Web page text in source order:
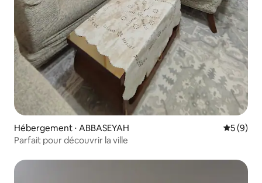
Hébergement ⋅ ABBASEYAH
5 (9)
Parfait pour découvrir la ville